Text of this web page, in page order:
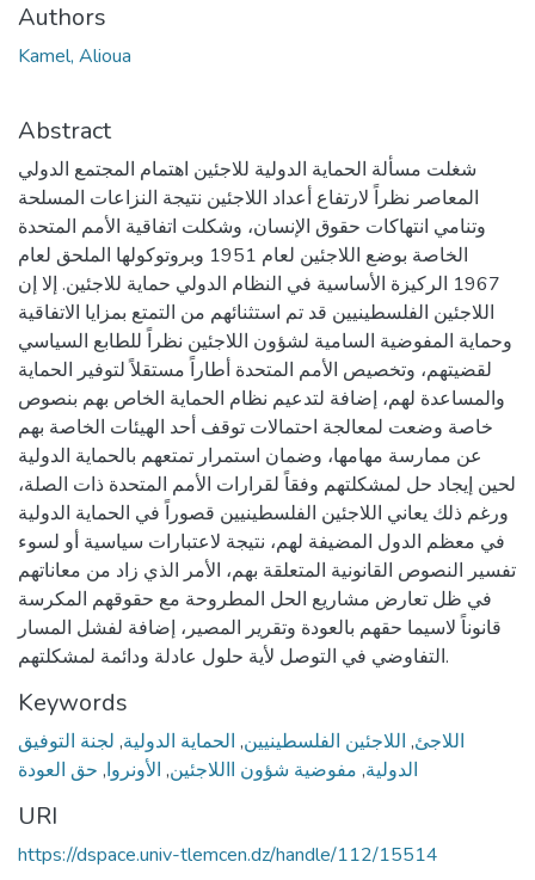
Authors
Kamel, Alioua
Abstract
شغلت مسألة الحماية الدولية للاجئين اهتمام المجتمع الدولي
المعاصر نظراً لارتفاع أعداد اللاجئين نتيجة النزاعات المسلحة
وتنامي انتهاكات حقوق الإنسان، وشكلت اتفاقية الأمم المتحدة
الخاصة بوضع اللاجئين لعام 1951 وبروتوكولها الملحق لعام
1967 الركيزة الأساسية في النظام الدولي حماية للاجئين. إلا إن
اللاجئين الفلسطينيين قد تم استثنائهم من التمتع بمزايا الاتفاقية
وحماية المفوضية السامية لشؤون اللاجئين نظراً للطابع السياسي
لقضيتهم، وتخصيص الأمم المتحدة أطاراً مستقلاً لتوفير الحماية
والمساعدة لهم، إضافة لتدعيم نظام الحماية الخاص بهم بنصوص
خاصة وضعت لمعالجة احتمالات توقف أحد الهيئات الخاصة بهم
عن ممارسة مهامها، وضمان استمرار تمتعهم بالحماية الدولية
لحين إيجاد حل لمشكلتهم وفقاً لقرارات الأمم المتحدة ذات الصلة،
ورغم ذلك يعاني اللاجئين الفلسطينيين قصوراً في الحماية الدولية
في معظم الدول المضيفة لهم، نتيجة لاعتبارات سياسية أو لسوء
تفسير النصوص القانونية المتعلقة بهم، الأمر الذي زاد من معاناتهم
في ظل تعارض مشاريع الحل المطروحة مع حقوقهم المكرسة
قانوناً لاسيما حقهم بالعودة وتقرير المصير، إضافة لفشل المسار
التفاوضي في التوصل لأية حلول عادلة ودائمة لمشكلتهم.
Keywords
اللاجئ, اللاجئين الفلسطينيين, الحماية الدولية, لجنة التوفيق
الدولية, مفوضية شؤون االلاجئين, الأونروا, حق العودة
URI
https://dspace.univ-tlemcen.dz/handle/112/15514